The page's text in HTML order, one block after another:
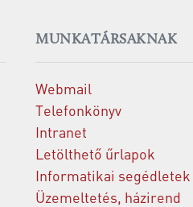
MUNKATÁRSAKNAK
Webmail
Telefonkönyv
Intranet
Letölthető űrlapok
Informatikai segédletek
Üzemeltetés, házirend